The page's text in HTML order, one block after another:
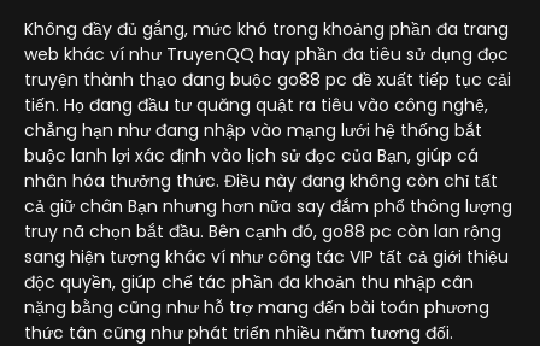
Không đầy đủ gắng, mức khó trong khoảng phần đa trang
web khác ví như TruyenQQ hay phần đa tiêu sử dụng đọc
truyện thành thạo đang buộc go88 pc đề xuất tiếp tục cải
tiến. Họ đang đầu tư quăng quật ra tiêu vào công nghệ,
chẳng hạn như đang nhập vào mạng lưới hệ thống bắt
buộc lanh lợi xác định vào lịch sử đọc của Bạn, giúp cá
nhân hóa thưởng thức. Điều này đang không còn chỉ tất
cả giữ chân Bạn nhưng hơn nữa say đắm phổ thông lượng
truy nã chọn bắt đầu. Bên cạnh đó, go88 pc còn lan rộng
sang hiện tượng khác ví như công tác VIP tất cả giới thiệu
độc quyền, giúp chế tác phần đa khoản thu nhập cân
nặng bằng cũng như hỗ trợ mang đến bài toán phương
thức tân cũng như phát triển nhiều năm tương đối.